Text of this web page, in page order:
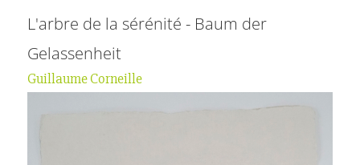
L'arbre de la sérénité - Baum der
Gelassenheit
Guillaume Corneille